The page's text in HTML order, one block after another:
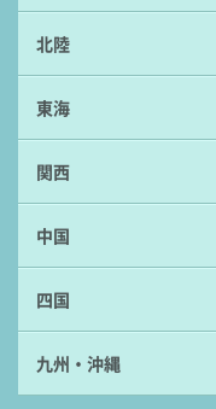
北陸
東海
関西
中国
四国
九州・沖縄